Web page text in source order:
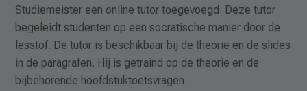
Studiemeister een online tutor toegevoegd. Deze tutor
begeleidt studenten op een socratische manier door de
lesstof. De tutor is beschikbaar bij de theorie en de slides
in de paragrafen. Hij is getraind op de theorie en de
bijbehorende hoofdstuktoetsvragen.